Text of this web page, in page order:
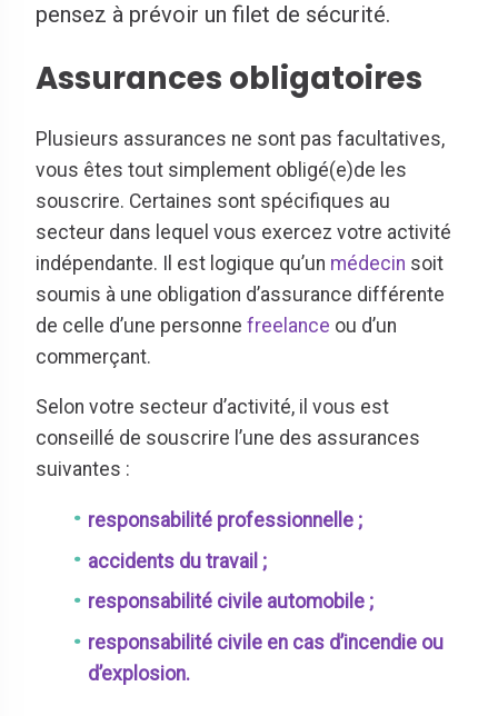
pensez à prévoir un filet de sécurité.
Assurances obligatoires
Plusieurs assurances ne sont pas facultatives,
vous êtes tout simplement obligé(e)de les
souscrire. Certaines sont spécifiques au
secteur dans lequel vous exercez votre activité
indépendante. Il est logique qu’un médecin soit
soumis à une obligation d’assurance différente
de celle d’une personne freelance ou d’un
commerçant.
Selon votre secteur d’activité, il vous est
conseillé de souscrire l’une des assurances
suivantes :
responsabilité professionnelle ;
accidents du travail ;
responsabilité civile automobile ;
responsabilité civile en cas d’incendie ou
d’explosion.